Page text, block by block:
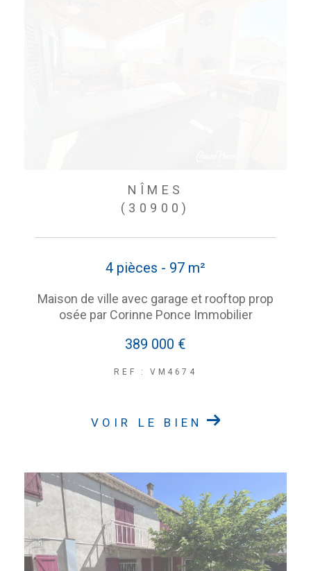
NÎMES
(30900)
4 pièces - 97 m²
Maison de ville avec garage et rooftop prop
osée par Corinne Ponce Immobilier
389 000 €
REF : VM4674
VOIR LE BIEN